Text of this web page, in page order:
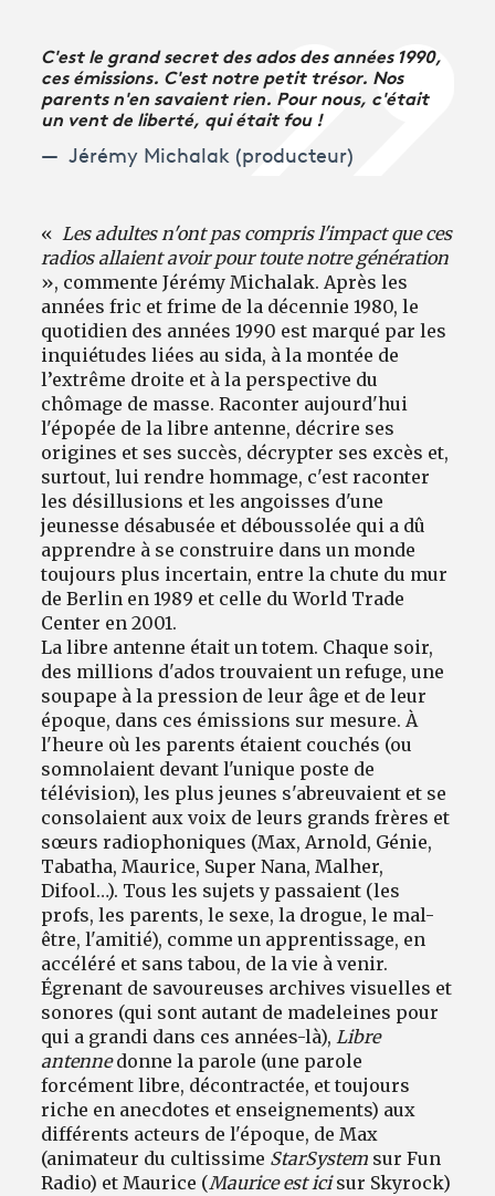
C'est le grand secret des ados des années 1990,
ces émissions. C'est notre petit trésor. Nos
parents n'en savaient rien. Pour nous, c'était
un vent de liberté, qui était fou !
Jérémy Michalak (producteur)
« Les adultes n'ont pas compris l'impact que ces
radios allaient avoir pour toute notre génération
», commente Jérémy Michalak. Après les
années fric et frime de la décennie 1980, le
quotidien des années 1990 est marqué par les
inquiétudes liées au sida, à la montée de
l’extrême droite et à la perspective du
chômage de masse. Raconter aujourd'hui
l'épopée de la libre antenne, décrire ses
origines et ses succès, décrypter ses excès et,
surtout, lui rendre hommage, c'est raconter
les désillusions et les angoisses d'une
jeunesse désabusée et déboussolée qui a dû
apprendre à se construire dans un monde
toujours plus incertain, entre la chute du mur
de Berlin en 1989 et celle du World Trade
Center en 2001.
La libre antenne était un totem. Chaque soir,
des millions d'ados trouvaient un refuge, une
soupape à la pression de leur âge et de leur
époque, dans ces émissions sur mesure. À
l'heure où les parents étaient couchés (ou
somnolaient devant l'unique poste de
télévision), les plus jeunes s'abreuvaient et se
consolaient aux voix de leurs grands frères et
sœurs radiophoniques (Max, Arnold, Génie,
Tabatha, Maurice, Super Nana, Malher,
Difool…). Tous les sujets y passaient (les
profs, les parents, le sexe, la drogue, le mal-
être, l'amitié), comme un apprentissage, en
accéléré et sans tabou, de la vie à venir.
Égrenant de savoureuses archives visuelles et
sonores (qui sont autant de madeleines pour
qui a grandi dans ces années-là), Libre
antennedonne la parole (une parole
forcément libre, décontractée, et toujours
riche en anecdotes et enseignements) aux
différents acteurs de l'époque, de Max
(animateur du cultissime StarSystem sur Fun
Radio) et Maurice (Maurice est icisur Skyrock)